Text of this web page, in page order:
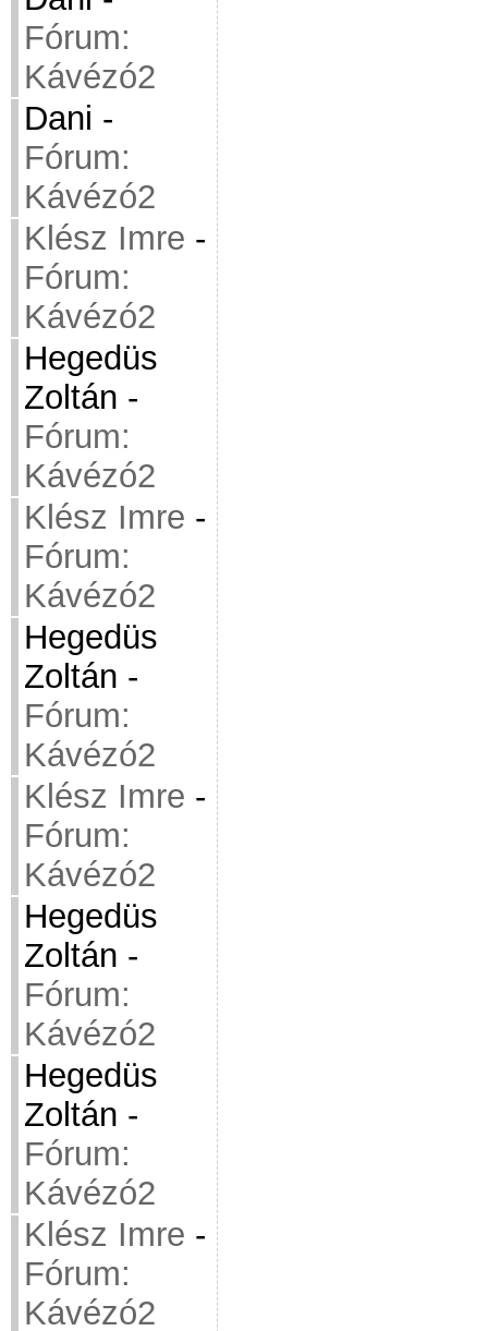
Fórum:
Kávézó2
Dani -
Fórum:
Kávézó2
Klész Imre -
Fórum:
Kávézó2
Hegedüs
Zoltán -
Fórum:
Kávézó2
Klész Imre -
Fórum:
Kávézó2
Hegedüs
Zoltán -
Fórum:
Kávézó2
Klész Imre -
Fórum:
Kávézó2
Hegedüs
Zoltán -
Fórum:
Kávézó2
Hegedüs
Zoltán -
Fórum:
Kávézó2
Klész Imre -
Fórum:
Kávézó2